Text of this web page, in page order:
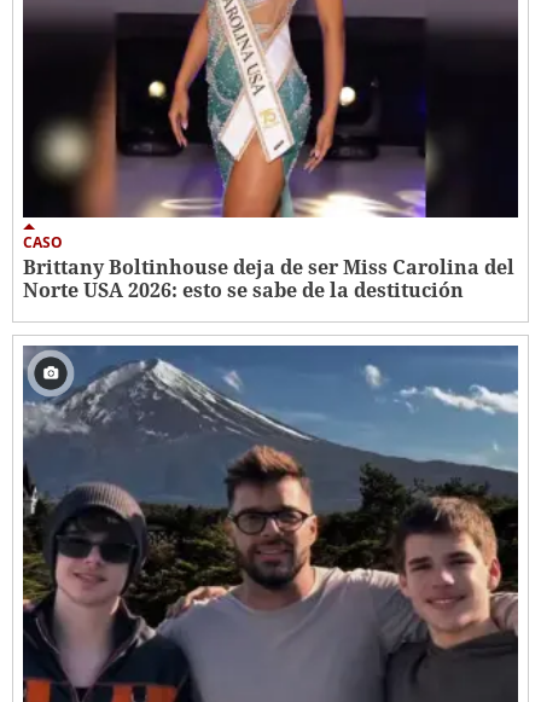
CASO
Brittany Boltinhouse deja de ser Miss Carolina del
Norte USA 2026: esto se sabe de la destitución